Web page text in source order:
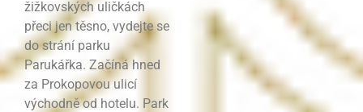
žižkovských uličkách
přeci jen těsno, vydejte se
do strání parku
Parukářka. Začíná hned
za Prokopovou ulicí
východně od hotelu. Park